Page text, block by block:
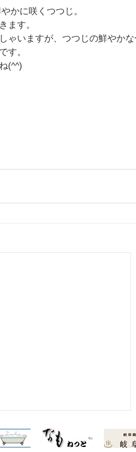
かに咲くつつじ。
ます。
ゃいますが、つつじの鮮やかな
す。
(^^)